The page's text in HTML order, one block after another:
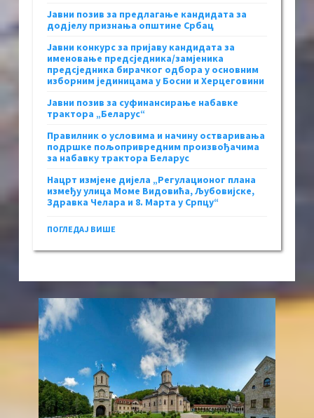
Јавни позив за предлагање кандидата за
додјелу признања општине Србац
Јавни конкурс за пријаву кандидата за
именовање предсједника/замјеника
предсједника бирачког одбора у основним
изборним јединицама у Босни и Херцеговини
Јавни позив за суфинансирање набавке
трактора „Беларус“
Правилник о условима и начину остваривања
подршке пољопривредним произвођачима
за набавку трактора Беларус
Нацрт измјене дијела „Регулационог плана
између улица Моме Видовића, Љубовијске,
Здравка Челара и 8. Марта у Српцу“
ПОГЛЕДАЈ ВИШЕ